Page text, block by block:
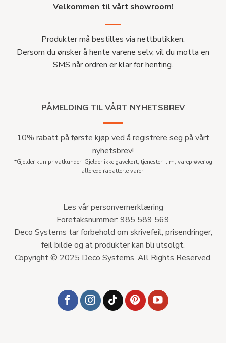
Velkommen til vårt showroom!
Produkter må bestilles via nettbutikken.
Dersom du ønsker å hente varene selv, vil du motta en
SMS når ordren er klar for henting.
PÅMELDING TIL VÅRT NYHETSBREV
10% rabatt på første kjøp ved å registrere seg på vårt
nyhetsbrev!
*Gjelder kun privatkunder. Gjelder ikke gavekort, tjenester, lim, vareprøver og
allerede rabatterte varer.
Les vår personvernerklæring
Foretaksnummer: 985 589 569
Deco Systems tar forbehold om skrivefeil, prisendringer,
feil bilde og at produkter kan bli utsolgt.
Copyright © 2025 Deco Systems. All Rights Reserved.